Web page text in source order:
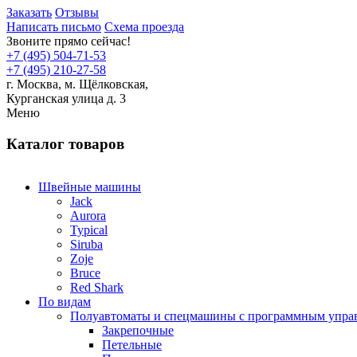
Заказать Отзывы
Написать письмо Схема проезда
Звоните прямо сейчас!
+7 (495) 504-71-53
+7 (495) 210-27-58
г. Москва, м. Щёлковская,
Курганская улица д. 3
Меню
Каталог товаров
Швейные машины
Jack
Aurora
Typical
Siruba
Zoje
Bruce
Red Shark
По видам
Полуавтоматы и спецмашины с программным
Закрепочные
Петельные